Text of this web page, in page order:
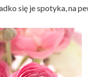
się je spotyka, na